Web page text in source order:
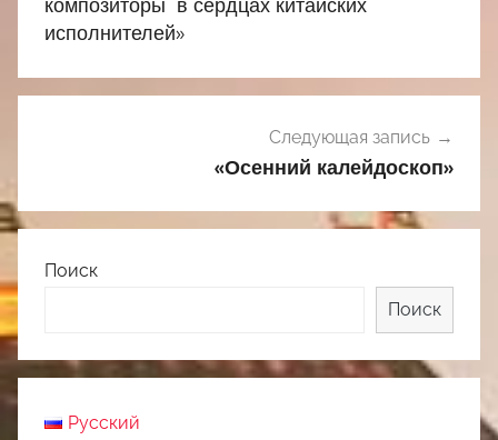
исполнителей»
Следующая запись
«Осенний калейдоскоп»
Поиск
Поиск
Русский